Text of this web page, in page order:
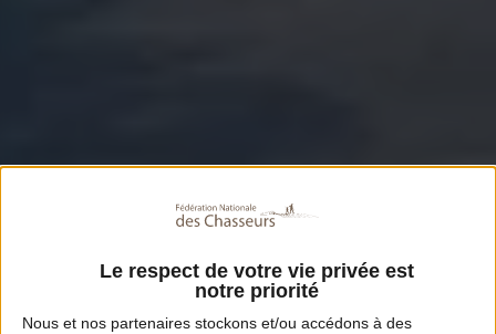
Le respect de votre vie privée est
notre priorité
Nous et nos partenaires stockons et/ou accédons à des